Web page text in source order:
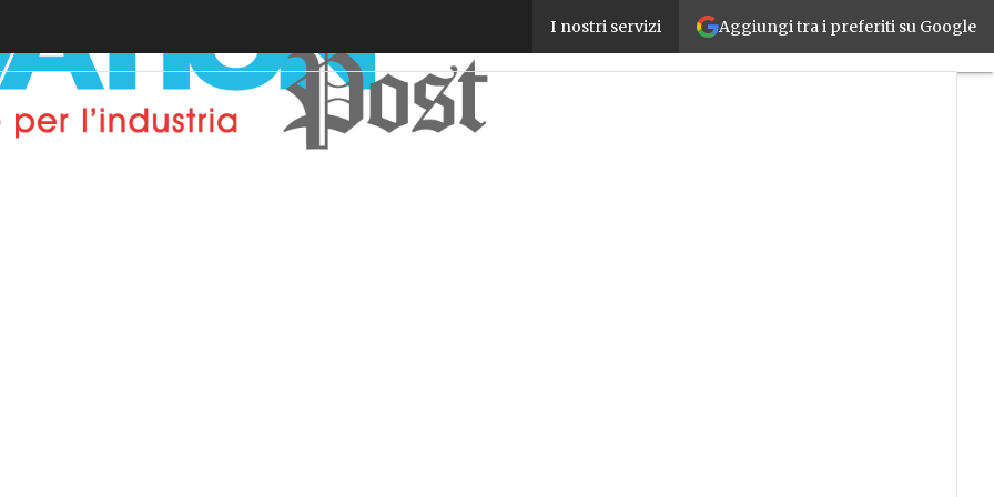
Aggiungi tra i preferiti su Google
I nostri servizi
Da Leonardo all’Industria 5.0: l’innovazione al